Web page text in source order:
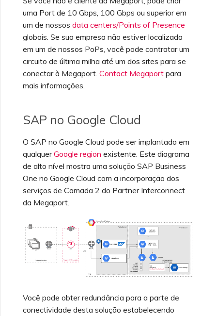
Fazendo login no Portal
da Megaport
Especificações técnicas
Limites e cotas
Perguntas frequentes da
AWS
Conexões Salesforce com
MCR
SAP HANA Enterprise
Cloud
Peering entre nuvens
privadas no MCR
Encerrando um MCR
Check Point CloudGuard
Cisco
Peplink FusionHub
Versa SD-WAN
VMware SD-WAN
Perguntas frequentes do
Gerenciando configurações
de segurança
Visualizando logs de
atividade
Monitorando eventos de
Megaport
Carta de Autorização da
Megaport
Cobrança do MCR
Cobrança do MVE
Cobrança de VXC,
Megaport Internet e IX
Criando uma conexão
Megaport Internet
Criando um MCR
Criando um VXC para
Azure a partir do MCR
Criando um VXC para
AWS a partir do MVE
Criando um VXC para
Azure a partir do MVE
Criando um VXC para
Alterando uma
Terraform Megaport
Provider
Testando no ambiente de
staging
Responsabilidades de
segurança do cliente
Perguntas frequentes de
autenticação do Portal da
Megaport
Perguntas frequentes
sobre descontinuação do
token X-Auth
Perguntas frequentes
sobre descontinuação da
Recursos e instruções de
(SSO)
uma Port de 10 Gbps, 100 Gbps ou superior em
um de nossos data centers/Points of Presence
globais. Se sua empresa não estiver localizada
em um de nossos PoPs, você pode contratar um
circuito de última milha até um dos sites para se
conectar à Megaport. Contact Megaport para
mais informações.
SAP no Google Cloud
O SAP no Google Cloud pode ser implantado em
qualquerGoogle region existente. Este diagrama
de alto nível mostra uma solução SAP Business
One no Google Cloud com a incorporação dos
serviços de Camada 2 do Partner Interconnect
da Megaport.
Você pode obter redundância para a parte de
conectividade desta solução estabelecendo